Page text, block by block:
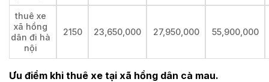
thuê xe
xã hồng
dân đi hà
nội
2150 23,650,000 27,950,000 55,900,000
Ưu điểm khi thuê xe tại xã hồng dân cà mau.